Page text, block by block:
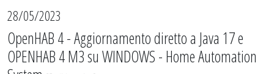
28/05/2023
OpenHAB 4 - Aggiornamento diretto a Java 17 e
OPENHAB 4 M3 su WINDOWS - Home Automation